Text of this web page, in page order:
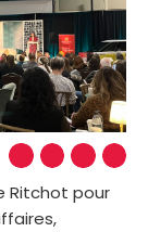
Ritchot pour